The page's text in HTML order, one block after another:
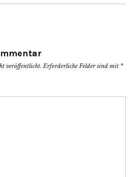
veröffentlicht. Erforderliche Felder sind mit *